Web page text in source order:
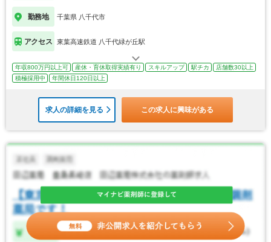
勤務地 千葉県 八千代市
アクセス 東葉高速鉄道 八千代緑が丘駅
年収800万円以上可 産休・育休取得実績有り スキルアップ 駅チカ
店舗数30以上
積極採用中
年間休日120日以上
求人の詳細を見る この求人に興味がある